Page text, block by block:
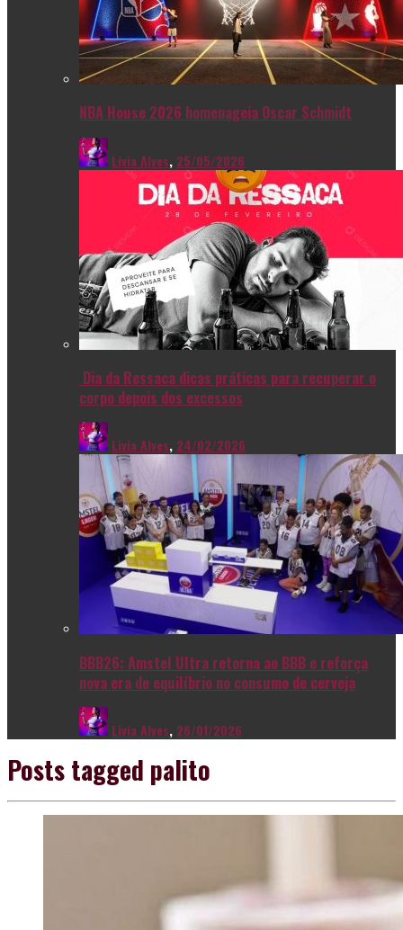
NBA House 2026 homenageia Oscar Schmidt
Livia Alves, 25/05/2026
Dia da Ressaca dicas práticas para recuperar o
corpo depois dos excessos
Livia Alves, 24/02/2026
BBB26: Amstel Ultra retorna ao BBB e reforça
nova era de equilíbrio no consumo de cerveja
Livia Alves, 26/01/2026
Posts tagged palito